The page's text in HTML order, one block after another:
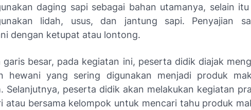
daging sapi sebagai bahan utamanya, selain
lidah, usus, dan jantung sapi. Penyajian
dengan ketupat atau lontong.
garis besar, pada kegiatan ini, peserta didik diajak
hewani yang sering digunakan menjadi produk
Selanjutnya, peserta didik akan melakukan kegiatan
atau bersama kelompok untuk mencari tahu produk